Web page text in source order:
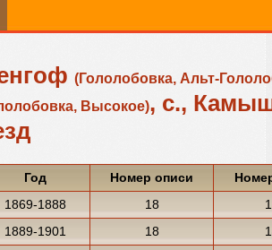
(Гололобовка, Альт-
Высокое), с.,
Год Номер описи
1869-1888
18
1889-1901
18